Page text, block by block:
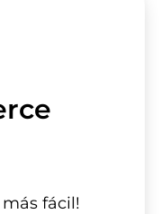
más fácil!